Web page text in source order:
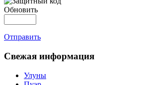
Обновить
Отправить
Свежая информация
Улуны